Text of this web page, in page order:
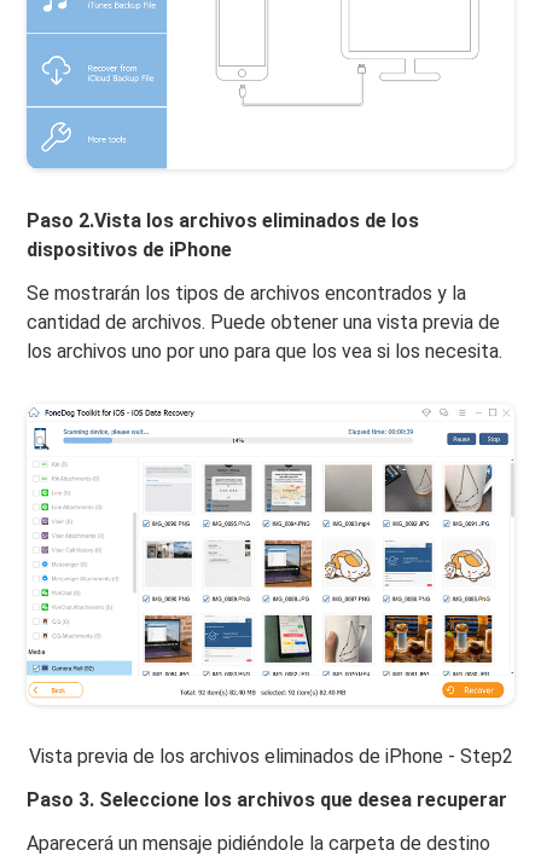
Paso 2.Vista los archivos eliminados de los
dispositivos de iPhone
Se mostrarán los tipos de archivos encontrados y la
cantidad de archivos. Puede obtener una vista previa de
los archivos uno por uno para que los vea si los necesita.
Vista previa de los archivos eliminados de iPhone - Step2
Paso 3. Seleccione los archivos que desea recuperar
Aparecerá un mensaje pidiéndole la carpeta de destino